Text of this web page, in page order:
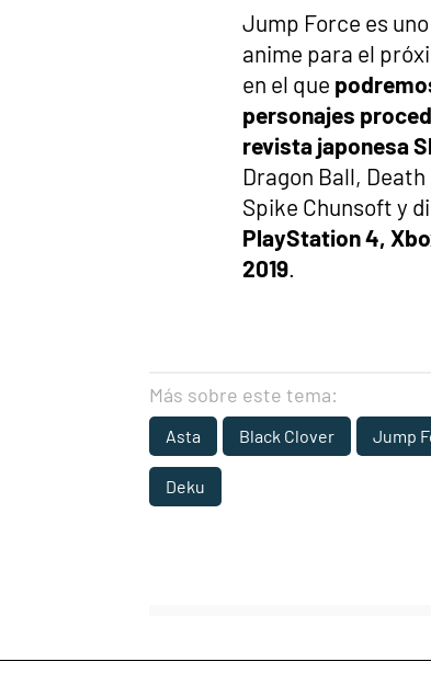
Jump Force es
anime para el
en el que
personajes
revista japonesa
Dragon Ball,
Spike Chunsoft y
PlayStation 4,
2019
Más sobre este tema:
Asta Black Clover Jump
Deku